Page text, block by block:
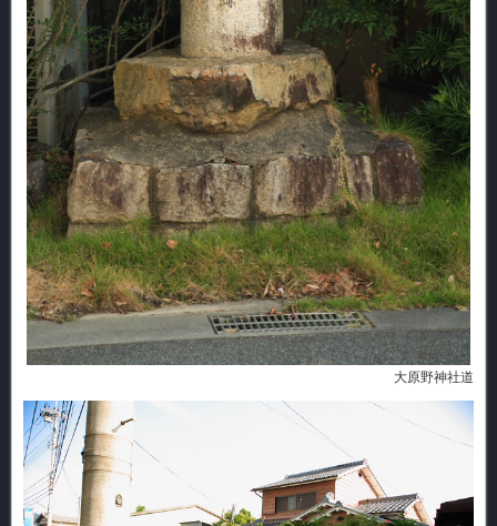
大原野神社道